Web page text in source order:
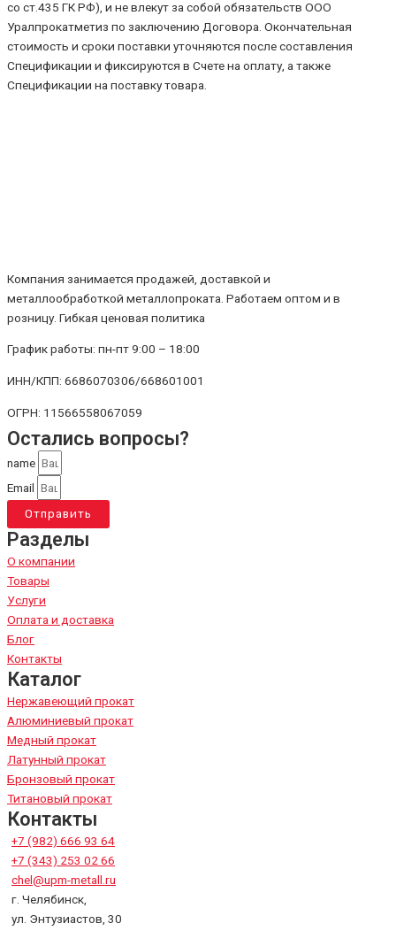
со ст.435 ГК РФ), и не влекут за собой обязательств ООО
Уралпрокатметиз по заключению Договора. Окончательная
стоимость и сроки поставки уточняются после составления
Спецификации и фиксируются в Счете на оплату, а также
Спецификации на поставку товара.
Компания занимается продажей, доставкой и
металлообработкой металлопроката. Работаем оптом и в
розницу. Гибкая ценовая политика
График работы: пн-пт 9:00 – 18:00
ИНН/КПП: 6686070306/668601001
ОГРН: 11566558067059
Остались вопросы?
name
Email
Отправить
Разделы
О компании
Товары
Услуги
Оплата и доставка
Блог
Контакты
Каталог
Нержавеющий прокат
Алюминиевый прокат
Медный прокат
Латунный прокат
Бронзовый прокат
Титановый прокат
Контакты
+7 (982) 666 93 64
+7 (343) 253 02 66
chel@upm-metall.ru
г. Челябинск,
ул. Энтузиастов, 30